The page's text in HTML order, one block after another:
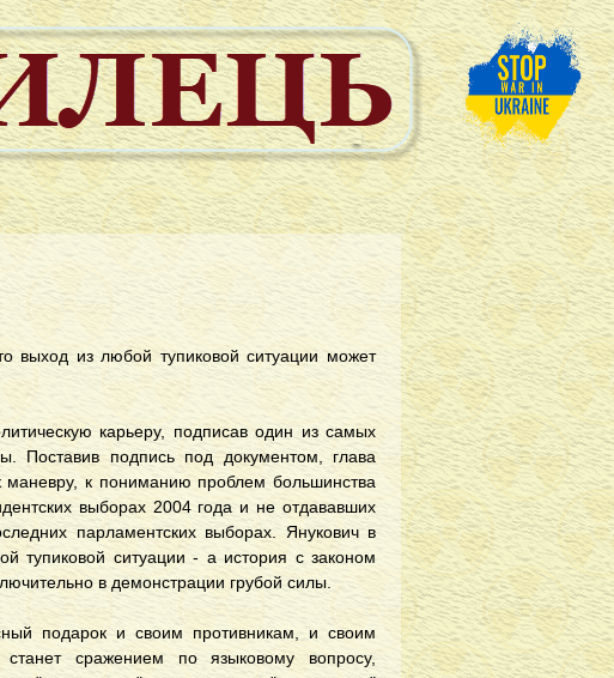
выход из любой тупиковой ситуации может
карьеру, подписав один из самых
Поставив подпись под документом, глава
маневру, к пониманию проблем большинства
выборах 2004 года и не отдававших
парламентских выборах. Янукович в
тупиковой ситуации - а история с законом
в демонстрации грубой силы.
подарок и своим противникам, и своим
сражением по языковому вопросу,